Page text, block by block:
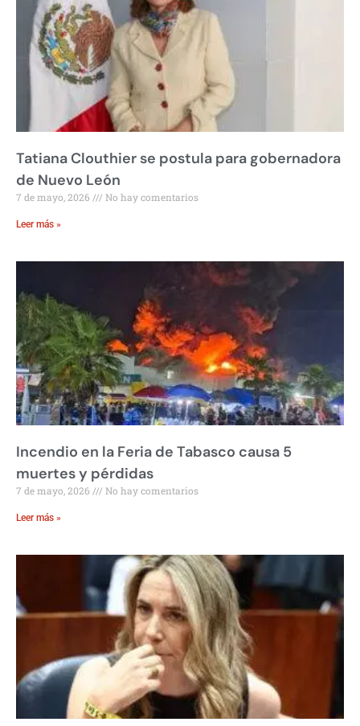
Tatiana Clouthier se postula para gobernadora
de Nuevo León
7 de mayo, 2026 No hay comentarios
Leer más »
Incendio en la Feria de Tabasco causa 5
muertes y pérdidas
7 de mayo, 2026 No hay comentarios
Leer más »